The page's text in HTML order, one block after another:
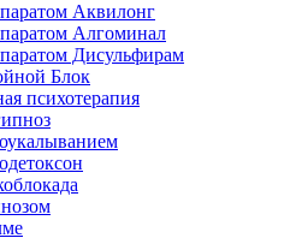
Аквилонг
Алгоминал
Дисульфирам
Блок
психотерапия